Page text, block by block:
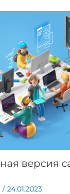
версия
/ 24.01.2023